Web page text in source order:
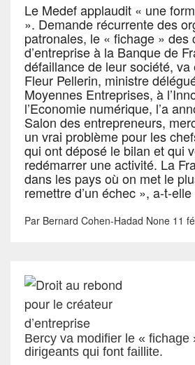
Le Medef applaudit « une
». Demande récurrente des
patronales, le « fichage » des
d’entreprise à la Banque de
défaillance de leur société, va
Fleur Pellerin, ministre
Moyennes Entreprises, à
l’Economie numérique, l’a
Salon des entrepreneurs,
un vrai problème pour les
qui ont déposé le bilan et qui
redémarrer une activité. La
dans les pays où on met le
remettre d’un échec », a-t-
Par Bernard Cohen-Hadad None 11
Bercy va modifier le « fichage
dirigeants qui font faillite.